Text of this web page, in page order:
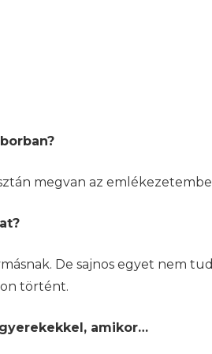
megvan az
De sajnos egyet nem
történt.
amikor…